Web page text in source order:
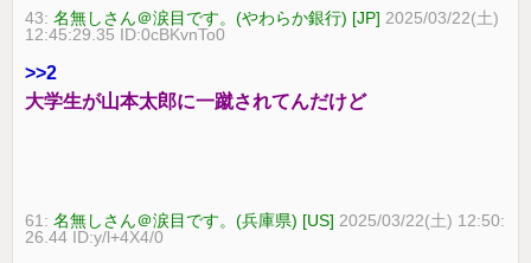
43:名無しさん＠涙目です。(やわらか銀行) [JP] 2025/03/22(土)
12:45:29.35 ID:0cBKvnTo0
>>2
大学生が山本太郎に一蹴されてんだけど
61:名無しさん＠涙目です。(兵庫県) [US] 2025/03/22(土) 12:50:
26.44 ID:y/l+4X4/0